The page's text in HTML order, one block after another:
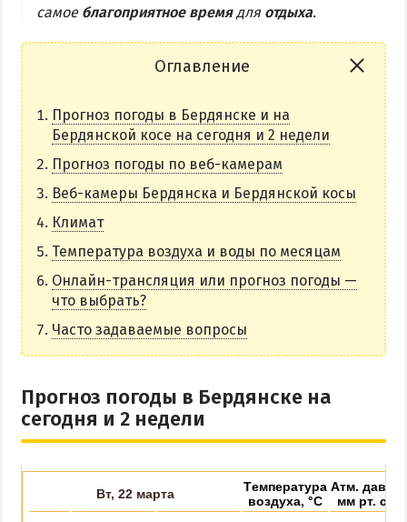
АЗМОЛ
АКЗ
ВЕРХОВАЯ
КОЛОНИЯ
КУРОРТ
ЛИСКИ
МАКОРТЫ
НАГОРНАЯ ЧАСТЬ
СЛОБОДКА
ЦЕНТР
АЗОВСКОЕ (ЛУНАЧАРСКОЕ)
НОВОПЕТРОВКА
самое благоприятное времядля отдыха.
Оглавление
Прогноз погоды в Бердянске и на
Бердянской косе на сегодня и 2 недели
Прогноз погоды по веб-камерам
Веб-камеры Бердянска и Бердянской косы
Климат
Температура воздуха и воды по месяцам
Онлайн-трансляция или прогноз погоды —
что выбрать?
Часто задаваемые вопросы
Прогноз погоды в Бердянске на
сегодня и 2 недели